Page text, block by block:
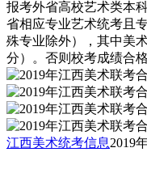
报考外省高校艺术类本
省相应专业艺术统考且
殊专业除外），其中美
分）。否则校考成绩合
江西美术统考信息2019